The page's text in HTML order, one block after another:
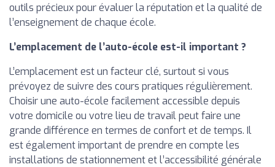
outils précieux pour évaluer la réputation et la qualité de
l’enseignement de chaque école.
L’emplacement de l’auto-école est-il important ?
L’emplacement est un facteur clé, surtout si vous
prévoyez de suivre des cours pratiques régulièrement.
Choisir une auto-école facilement accessible depuis
votre domicile ou votre lieu de travail peut faire une
grande différence en termes de confort et de temps. Il
est également important de prendre en compte les
installations de stationnement et l’accessibilité générale